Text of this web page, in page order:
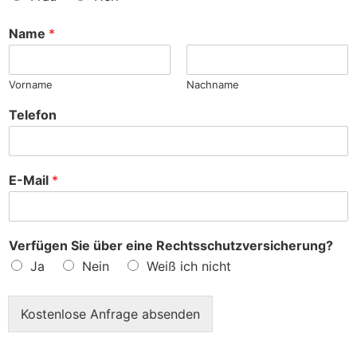
c
e
Name *
Vorname Nachname
Telefon
E-Mail *
Verfügen Sie über eine Rechtsschutzversicherung?
Ja
Nein Weiß ich nicht
Kostenlose Anfrage absenden